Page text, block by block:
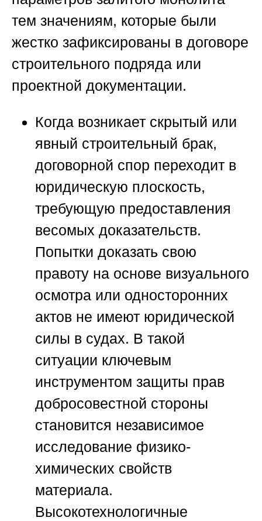
тем значениям, которые были
жестко зафиксированы в договоре
строительного подряда или
проектной документации.
Когда возникает скрытый или
явный строительный брак,
договорной спор переходит в
юридическую плоскость,
требующую предоставления
весомых доказательств.
Попытки доказать свою
правоту на основе визуального
осмотра или односторонних
актов не имеют юридической
силы в судах. В такой
ситуации ключевым
инструментом защиты прав
добросовестной стороны
становится независимое
исследование физико-
химических свойств
материала.
Высокотехнологичные